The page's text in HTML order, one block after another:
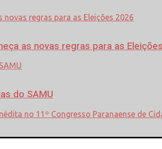
as novas regras para as
do SAMU
inédita no 11º Congresso